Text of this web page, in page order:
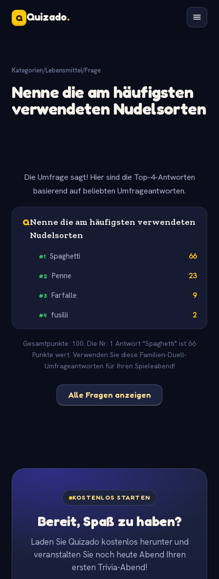
Q Quizado.
Kategorien/Lebensmittel/Frage
Nenne die am häufigsten
verwendeten Nudelsorten
Die Umfrage sagt! Hier sind die Top-4-Antworten
basierend auf beliebten Umfrageantworten.
QNenne die am häufigsten verwendeten
Nudelsorten
#1 Spaghetti 66
#2 Penne 23
#3 Farfalle 9
#4 fusilii 2
Gesamtpunkte: 100. Die Nr. 1 Antwort "Spaghetti" ist 66
Punkte wert. Verwenden Sie diese Familien-Duell-
Umfrageantworten für Ihren Spieleabend!
Alle Fragen anzeigen
KOSTENLOS STARTEN
Bereit, Spaß zu haben?
Laden Sie Quizado kostenlos herunter und
veranstalten Sie noch heute Abend Ihren
ersten Trivia-Abend!